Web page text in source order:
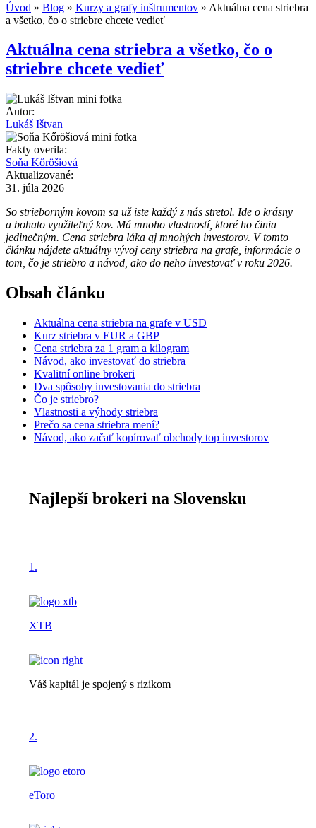
Úvod » Blog » Kurzy a grafy inštrumentov » Aktuálna cena striebra
a všetko, čo o striebre chcete vedieť
Aktuálna cena striebra a všetko, čo o
striebre chcete vedieť
Autor:
Lukáš Ištvan
Fakty overila:
Soňa Kőröšiová
Aktualizované:
31. júla 2026
So strieborným kovom sa už iste každý z nás stretol. Ide o krásny
a bohato využiteľný kov. Má mnoho vlastností, ktoré ho činia
jedinečným. Cena striebra láka aj mnohých investorov. V tomto
článku nájdete aktuálny vývoj ceny striebra na grafe, informácie o
tom, čo je striebro a návod, ako do neho investovať v roku 2026.
Obsah článku
Aktuálna cena striebra na grafe v USD
Kurz striebra v EUR a GBP
Cena striebra za 1 gram a kilogram
Návod, ako investovať do striebra
Kvalitní online brokeri
Dva spôsoby investovania do striebra
Čo je striebro?
Vlastnosti a výhody striebra
Prečo sa cena striebra mení?
Návod, ako začať kopírovať obchody top investorov
Najlepší brokeri na Slovensku
1.
XTB
Váš kapitál je spojený s rizikom
2.
eToro